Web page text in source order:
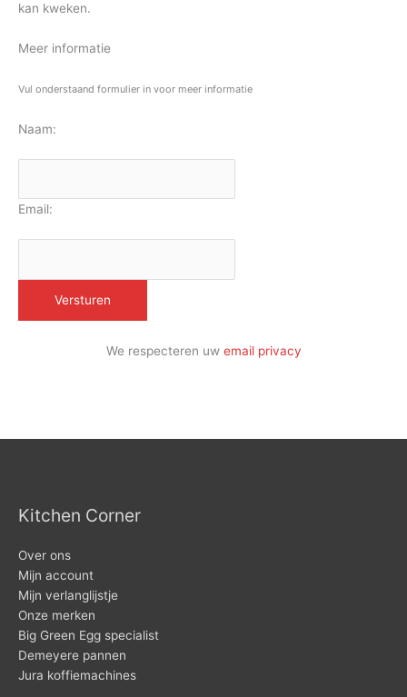
kan kweken.
Meer informatie
Vul onderstaand formulier in voor meer informatie
Naam:
Email:
We respecteren uw email privacy
Kitchen Corner
Over ons
Mijn account
Mijn verlanglijstje
Onze merken
Big Green Egg specialist
Demeyere pannen
Jura koffiemachines